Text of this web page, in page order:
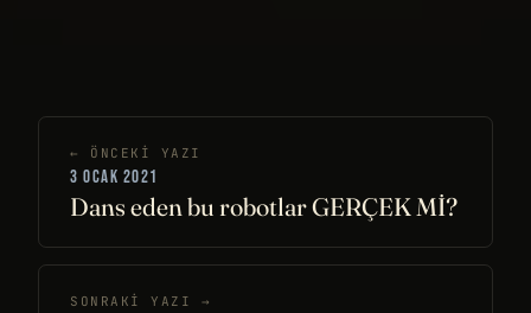
← ÖNCEKI YAZI
3 OCAK 2021
Dans eden bu robotlar GERÇEK Mİ?
SONRAKI YAZI →